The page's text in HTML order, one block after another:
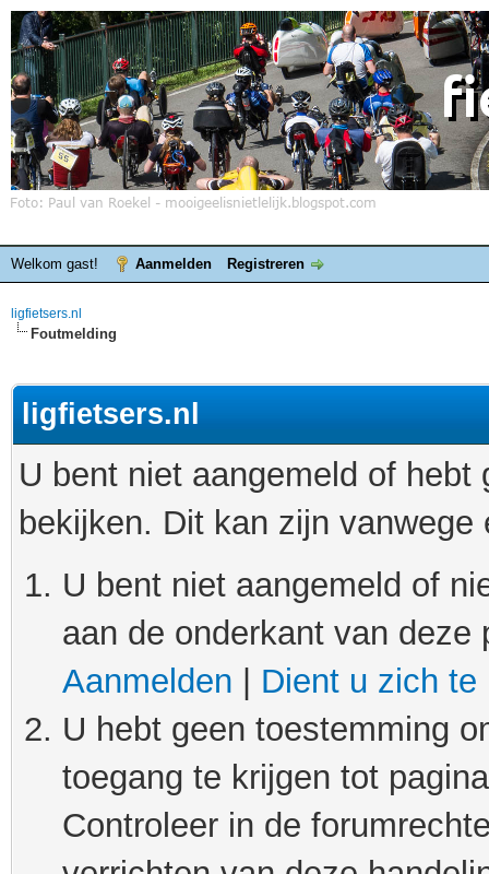
Welkom gast! Aanmelden Registreren
ligfietsers.nl
Foutmelding
ligfietsers.nl
U bent niet aangemeld of
bekijken. Dit kan zijn
U bent niet aangemeld of
aan de onderkant van
Aanmelden
Dient u zich te
U hebt geen toestemming
toegang te krijgen tot
Controleer in de